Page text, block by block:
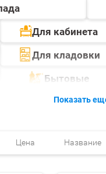
Для кабинета
Для кладовки
Бытовые
Показать
Цена Название